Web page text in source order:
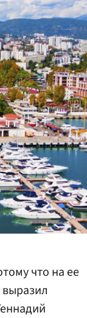
что на ее
выразил